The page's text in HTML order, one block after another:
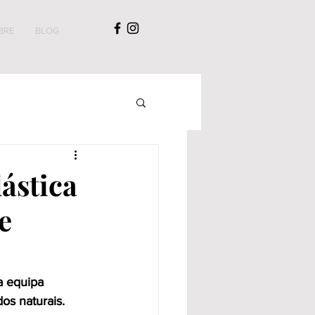
BLOG
equipa
naturais.